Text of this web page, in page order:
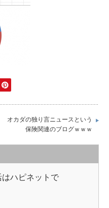
オカダの独り言ニュースという
保険関連のブログｗｗｗ
ハピネットで